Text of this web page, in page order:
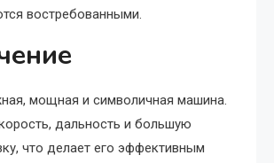
востребованными.
мощная и символичная машина.
дальность и большую
что делает его эффективным